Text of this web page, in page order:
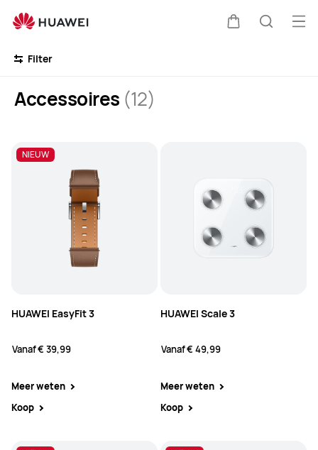
Filter
Accessoires (12)
NIEUW
HUAWEI EasyFit 3
Vanaf€ 39,99
Meer weten
Koop
HUAWEI Scale 3
Vanaf€ 49,99
Meer weten
Koop